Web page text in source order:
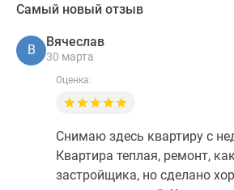
Самый новый отзыв
В
Вячеслав
30 марта
Оценка:
Снимаю здесь квартиру с
Квартира теплая, ремонт,
застройщика, но сделано